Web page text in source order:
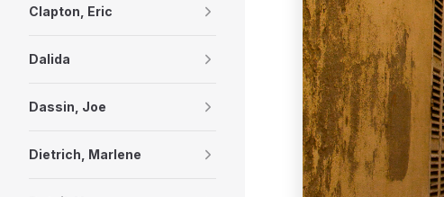
Clapton, Eric
Dalida
Dassin, Joe
Dietrich, Marlene